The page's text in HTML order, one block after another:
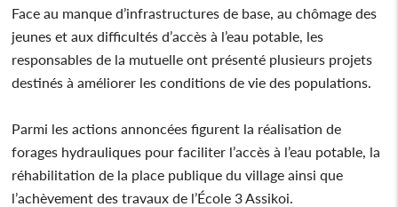
Face au manque d’infrastructures de base, au chômage des
jeunes et aux difficultés d’accès à l’eau potable, les
responsables de la mutuelle ont présenté plusieurs projets
destinés à améliorer les conditions de vie des populations.
Parmi les actions annoncées figurent la réalisation de
forages hydrauliques pour faciliter l’accès à l’eau potable, la
réhabilitation de la place publique du village ainsi que
l’achèvement des travaux de l’École 3 Assikoi.